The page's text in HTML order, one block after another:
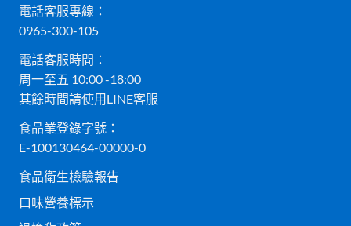
電話客服專線：
0965-300-105
電話客服時間：
周一至五 10:00 -18:00
其餘時間請使用LINE客服
食品業登錄字號：
E-100130464-00000-0
食品衛生檢驗報告
口味營養標示